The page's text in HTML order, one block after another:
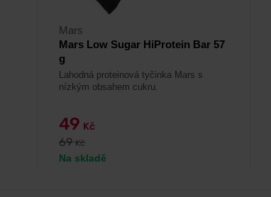
Mars
Mars Low Sugar HiProtein Bar 57
g
Lahodná proteinová tyčinka Mars s
nízkým obsahem cukru.
49 Kč
69Kč
Na skladě